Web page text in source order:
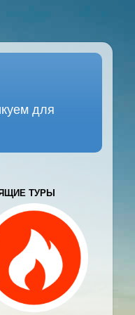
для
ТУРЫ